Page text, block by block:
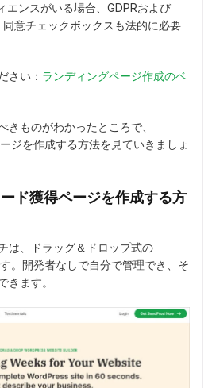
エンスがいる場合、GDPRおよび
同意チェックボックスも法的に必要
さい： ランディングページ作成のベ
きものがわかったところで、
ジを作成する方法を見ていきましょ
ド獲得ページを作成する方
は、ドラッグ＆ドロップ式の
。開発者なしで自分で管理でき、そ
きます。